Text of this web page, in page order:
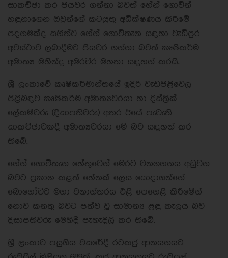
සාකච්ඡා කර පියවර ගන්නා බවත් හේන් ගොවීන්
හඳුනාගෙන ඔවුන්ගේ කටයුතු අධීක්ෂණය කිරීමේ
පදනමක්ද සහිත්ව හේන් ගොවිතැන සඳහා වැඩිපුර
අවස්ථාව ලබාදීමට පියවර ගන්නා බවත් කෘෂිකර්ම
අමාත්‍ය මහින්ද අමරවීර මහතා සඳහන් කරයි.
ශ්‍රී ලංකාවේ කෘෂිකර්මාන්තයේ ඉදිරි වැඩපිළිවෙල
පිළිබඳව කෘෂිකර්ම අමාත්‍යවරයා හා දිස්ත්‍රික්
ලේකම්වරු (දිසාපතිවරු) අතර ඊයේ පැවැති
සාකච්ඡාවකදී අමාත්‍යවරයා මේ බව සඳහන් කර
තිබේ.
හේන් ගොවිතැන හේතුවෙන් මෙරට වනගහනය අඩුවන
බවට ප්‍රකාශ කළත් හේනක් ලෙස යොදාගන්නේ
බොහෝවිට මහා වනාන්තරය එළි පෙහෙළි කිරීමේන්
නොව කනතු බවට පත්ව වූ සාමාන්‍ය ළඳු කැලය බව
දිසාපතිවරු මෙහිදී පැහැදිලි කර තිබේ.
ශ්‍රී ලංකාව පසුගිය වසරේදී රටකජු ආනයනයට